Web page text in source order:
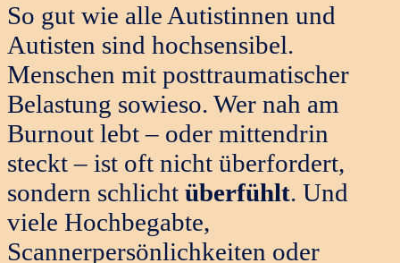
So gut wie alle Autistinnen und
Autisten sind hochsensibel.
Menschen mit posttraumatischer
Belastung sowieso. Wer nah am
Burnout lebt – oder mittendrin
steckt – ist oft nicht überfordert,
sondern schlicht überfühlt. Und
viele Hochbegabte,
Scannerpersönlichkeiten oder